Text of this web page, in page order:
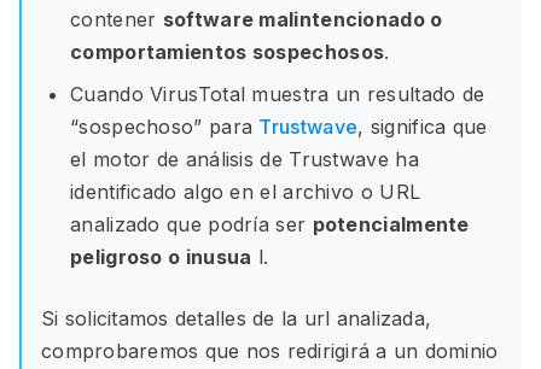
contener software malintencionado o
comportamientos sospechosos.
Cuando VirusTotal muestra un resultado de
“sospechoso” para Trustwave, significa que
el motor de análisis de Trustwave ha
identificado algo en el archivo o URL
analizado que podría ser potencialmente
peligroso o inusua l.
Si solicitamos detalles de la url analizada,
comprobaremos que nos redirigirá a un dominio